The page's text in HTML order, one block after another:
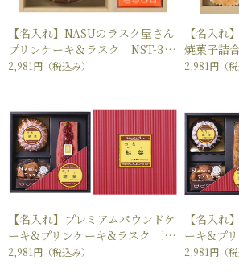
【名入れ】NASUのラスク屋さん
プリンケーキ＆ラスク NST-30
R
2,981円 （税込み）
【名入れ
焼菓子詰
2,981円 （
【名入れ】プレミアムパウンドケ
ーキ&プリンケーキ&ラスク PP
R-30B
2,981円 （税込み）
【名入れ
ーキ&プ
R-30M
2,981円 （